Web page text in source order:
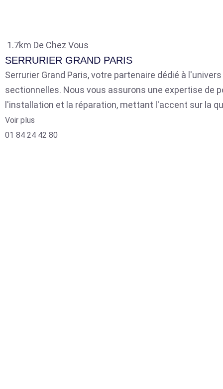
1.7km De Chez Vous
SERRURIER GRAND PARIS
Serrurier Grand Paris, votre partenaire dédié à
sectionnelles. Nous vous assurons une expertise de
l'installation et la réparation, mettant l'accent sur la
Voir plus
01 84 24 42 80